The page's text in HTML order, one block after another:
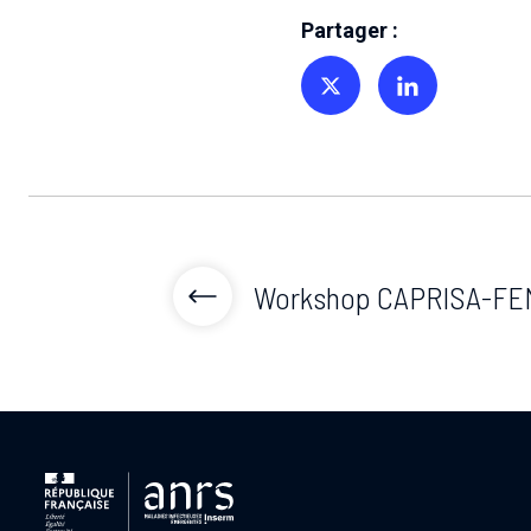
Partager :
Partager sur TwitterPartager sur Linkedin
Workshop CAPRISA-